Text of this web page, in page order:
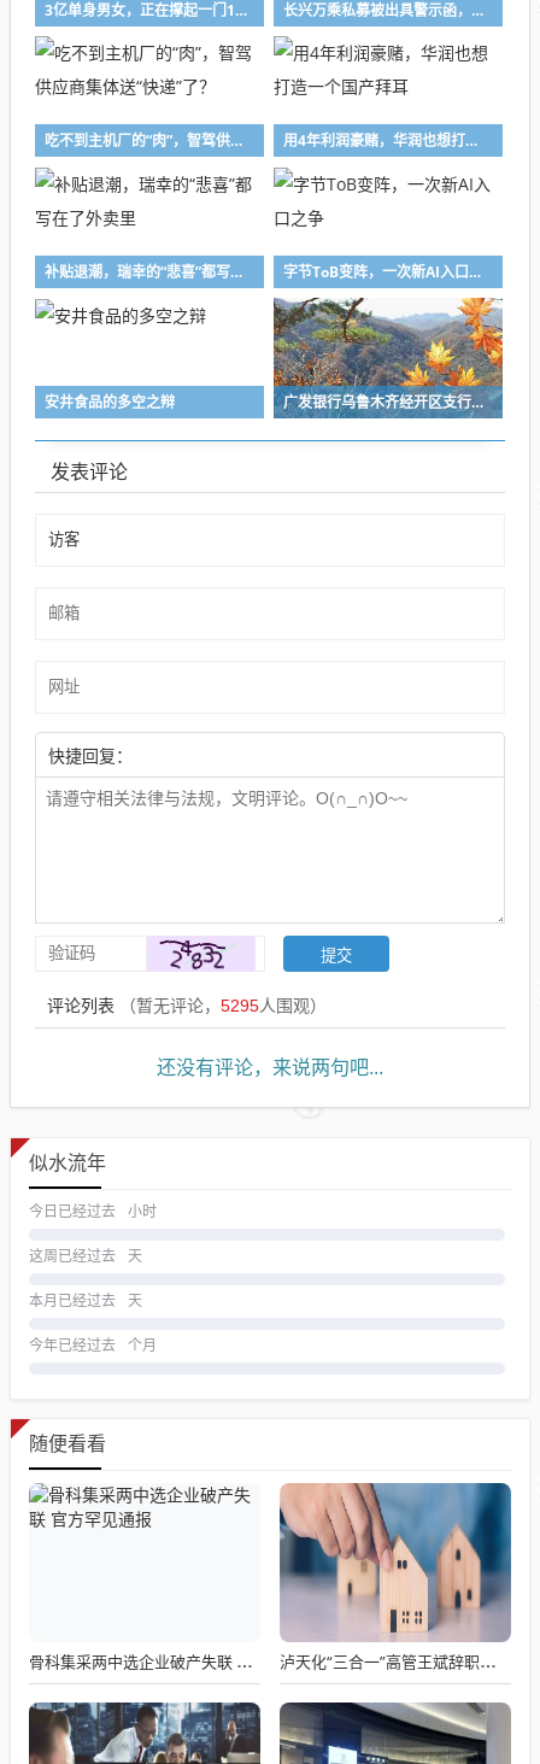
3亿单身男女，正在撑起一门10万亿的生意 长兴万乘私募被出具警示函，涉投资运作违规
吃不到主机厂的“肉”，智驾供应商集体送“快递”了？ 用4年利润豪赌，华润也想打造一个国产拜耳
补贴退潮，瑞幸的“悲喜”都写在了外卖里 字节ToB变阵，一次新AI入口之争
安井食品的多空之辩 广发银行乌鲁木齐经开区支行被罚20万，涉贷款管理不到位
发表评论
快捷回复：
评论列表 （暂无评论， 5295人围观）
还没有评论，来说两句吧...
似水流年
今日已经过去 小时
这周已经过去 天
本月已经过去 天
今年已经过去 个月
随便看看
骨科集采两中选企业破产失联 官方罕见通报 泸天化“三合一”高管王斌辞职：高管变动叠加财务、业绩双重压力，公司进入阶段性调整期